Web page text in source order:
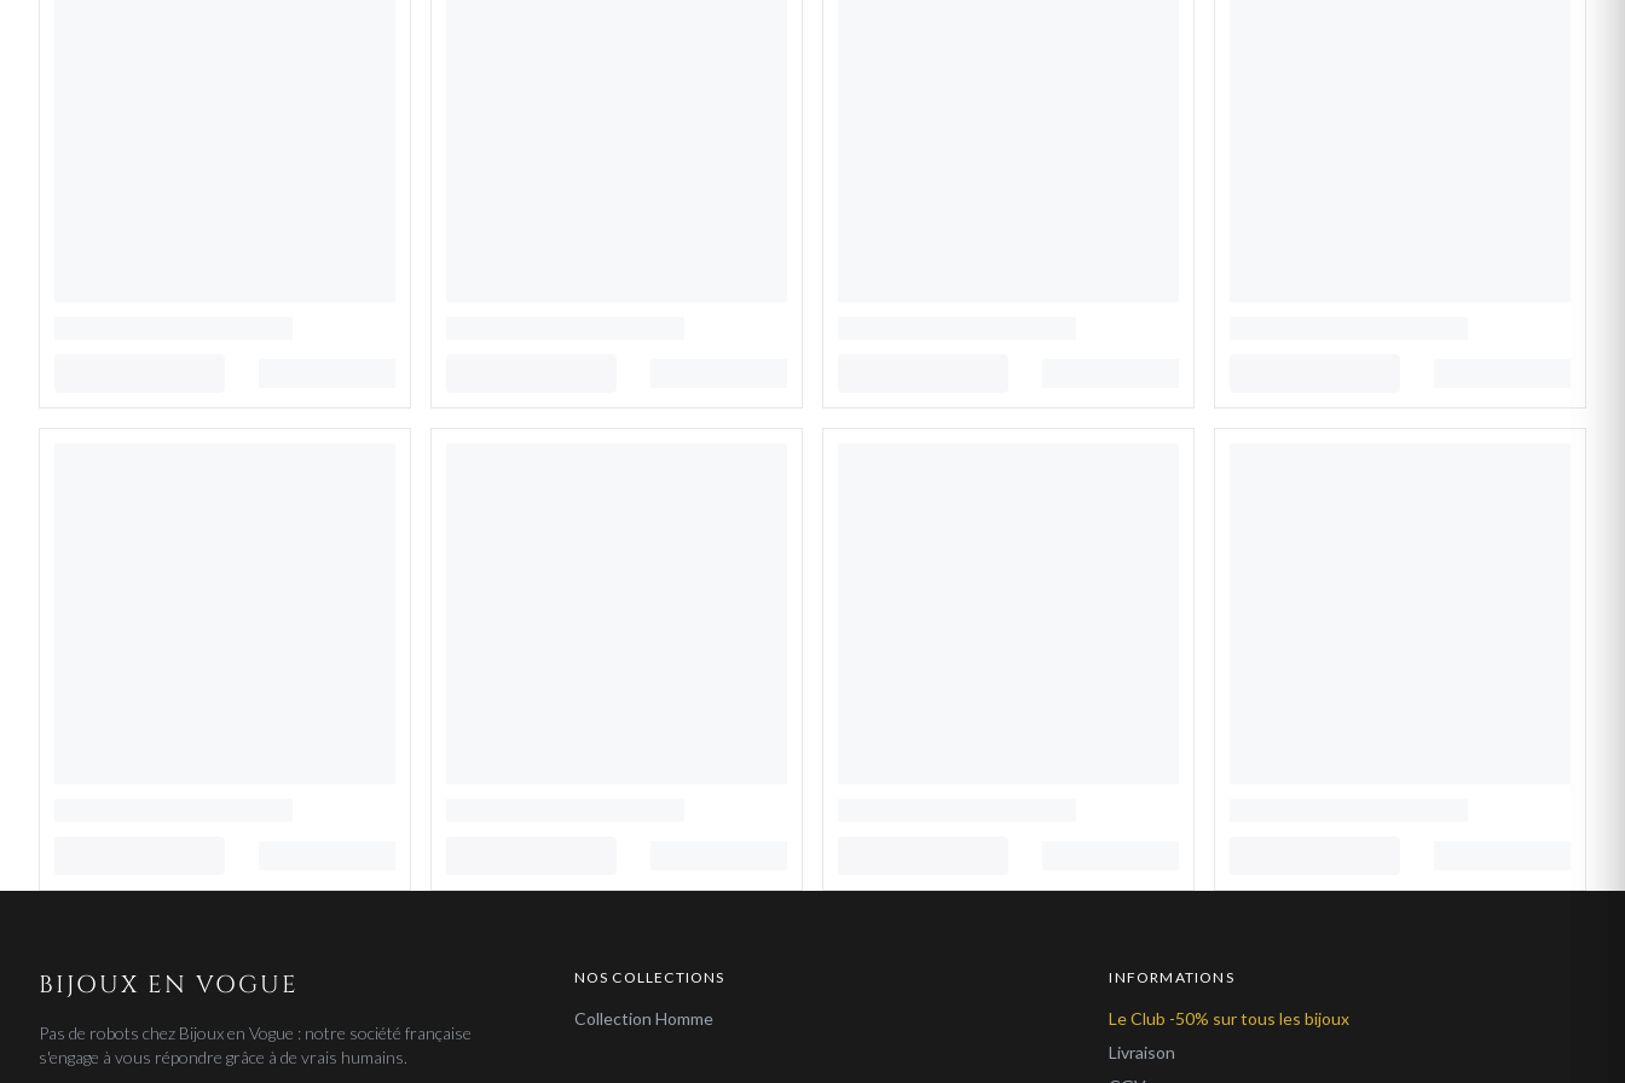
BIJOUX EN VOGUE
Pas de robots chez Bijoux en Vogue : notre société française
s'engage à vous répondre grâce à de vrais humains.
NOS COLLECTIONS
Collection Homme
INFORMATIONS
Le Club -50% sur tous les bijoux
Livraison